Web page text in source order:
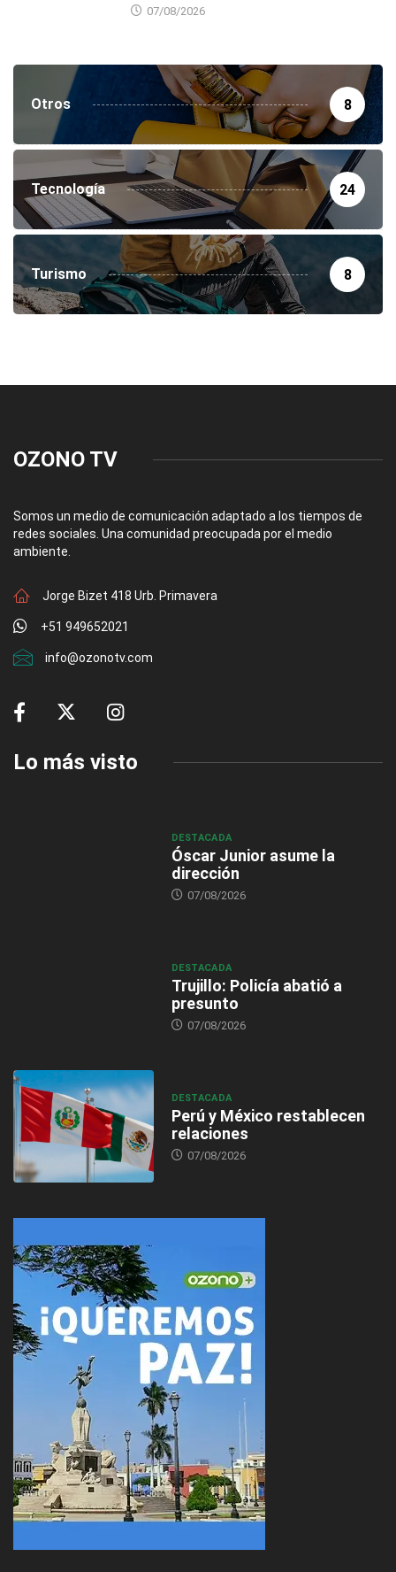
07/08/2026
Otros 8
Tecnología 24
Turismo 8
OZONO TV
Somos un medio de comunicación adaptado a los tiempos de
redes sociales. Una comunidad preocupada por el medio
ambiente.
Jorge Bizet 418 Urb. Primavera
+51 949652021
info@ozonotv.com
Lo más visto
DESTACADA
Óscar Junior asume la
dirección
07/08/2026
DESTACADA
Trujillo: Policía abatió a
presunto
07/08/2026
DESTACADA
Perú y México restablecen
relaciones
07/08/2026